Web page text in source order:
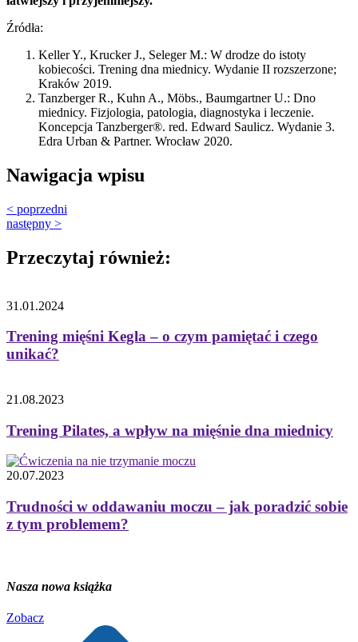
Źródła:
Keller Y., Krucker J., Seleger M.: W drodze do istoty
kobiecości. Trening dna miednicy. Wydanie II rozszerzone;
Kraków 2019.
Tanzberger R., Kuhn A., Möbs., Baumgartner U.: Dno
miednicy. Fizjologia, patologia, diagnostyka i leczenie.
Koncepcja Tanzberger®. red. Edward Saulicz. Wydanie 3.
Edra Urban & Partner. Wrocław 2020.
Nawigacja wpisu
< poprzedni
następny >
Przeczytaj również:
31.01.2024
Trening mięśni Kegla – o czym pamiętać i czego
unikać?
21.08.2023
Trening Pilates, a wpływ na mięśnie dna miednicy
20.07.2023
Trudności w oddawaniu moczu – jak poradzić sobie
z tym problemem?
Nasza nowa książka
Zobacz